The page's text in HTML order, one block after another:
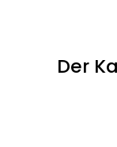
Der